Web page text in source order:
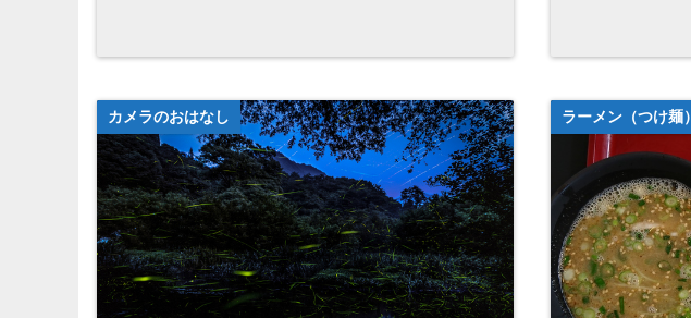
カメラのおはなし ラーメン（つけ麺）